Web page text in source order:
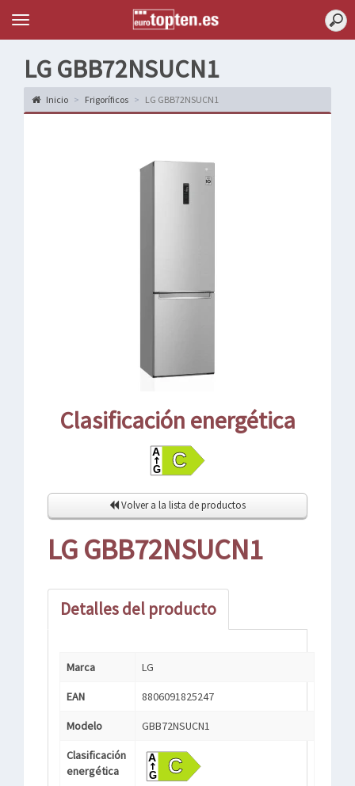
Topten
Menu
LG GBB72NSUCN1
Inicio Frigoríficos LG GBB72NSUCN1
Clasificación energética
Volver a la lista de productos
LG GBB72NSUCN1
Detalles del producto
Marca LG
EAN 8806091825247
Modelo GBB72NSUCN1
Clasificación
energética